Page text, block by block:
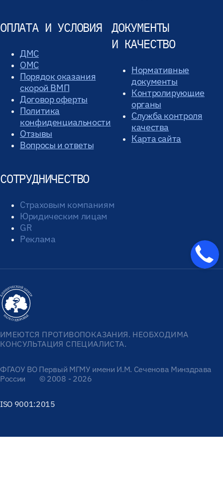
ОПЛАТА И УСЛОВИЯ
ДМС
ОМС
Порядок оказания
скорой ВМП
Договор оферты
Политика
конфиденциальности
Отзывы
Вопросы и ответы
ДОКУМЕНТЫ
И КАЧЕСТВО
Нормативные
документы
Контролирующие
органы
Служба контроля
качества
Карта сайта
СОТРУДНИЧЕСТВО
Страховым компаниям
Юридическим лицам
GR
Реклама
ИМЕЮТСЯ ПРОТИВОПОКАЗАНИЯ. НЕОБХОДИМА
КОНСУЛЬТАЦИЯ СПЕЦИАЛИСТА.
ФГАОУ ВО Первый МГМУ имени И.М. Сеченова Минздрава
России
© 2008 - 2026
ISO 9001:2015